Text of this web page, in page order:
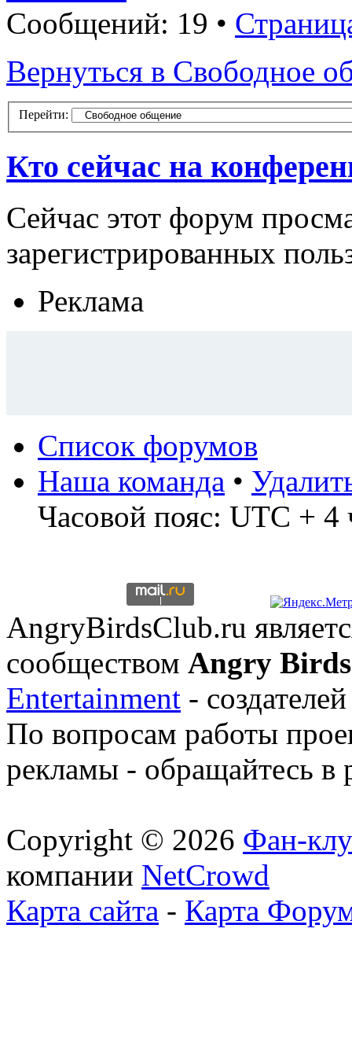
Сообщений: 19 •
Вернуться в Свободное
Перейти:
Кто сейчас на
Сейчас этот форум
зарегистрированных
Реклама
Список форумов
Наша команда •
Часовой пояс: UTC + 4
AngryBirdsClub.ru
сообществом Angry Birds
Entertainment -
По вопросам работы
рекламы - обращайтесь в
Copyright © 2026 Фан-
компании NetCrowd
Карта сайта - Карта